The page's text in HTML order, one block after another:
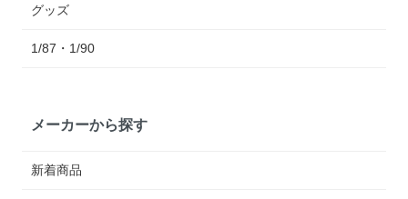
グッズ
1/87・1/90
メーカーから探す
新着商品